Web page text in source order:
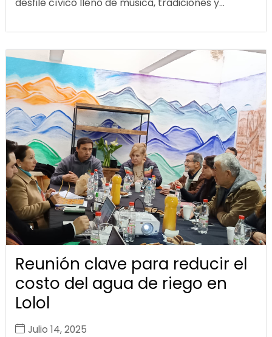
Reunión clave para reducir el
costo del agua de riego en
Lolol
Julio 14, 2025